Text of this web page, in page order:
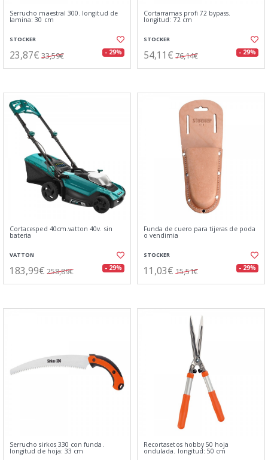
Serrucho maestral 300. longitud de
lamina: 30 cm
STOCKER
23,87€ 33,59€ - 29%
Cortarramas profi 72 bypass.
longitud: 72 cm
STOCKER
54,11€ 76,14€ - 29%
Cortacesped 40cm.vatton 40v. sin
bateria
VATTON
183,99€ 258,89€ - 29%
Funda de cuero para tijeras de poda
o vendimia
STOCKER
11,03€ 15,51€ - 29%
Serrucho sirkos 330 con funda.
longitud de hoja: 33 cm
Recortasetos hobby 50 hoja
ondulada. longitud: 50 cm